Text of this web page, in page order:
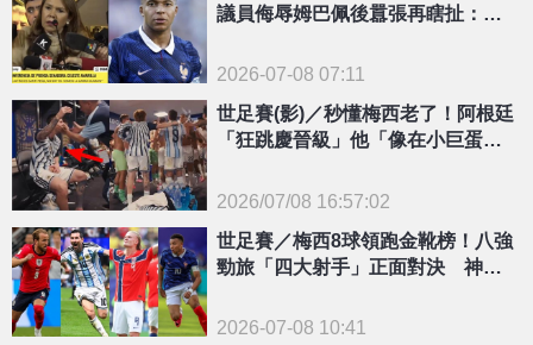
議員侮辱姆巴佩後囂張再瞎扯：小
2026-07-08 07:11
{PLAYICON}
世足賽(影)／秒懂梅西老了！阿根廷
「狂跳慶晉級」他「像在小巨蛋二
2026/07/08 16:57:02
世足賽／梅西8球領跑金靴榜！八強
勁旅「四大射手」正面對決 神仙
2026-07-08 10:41